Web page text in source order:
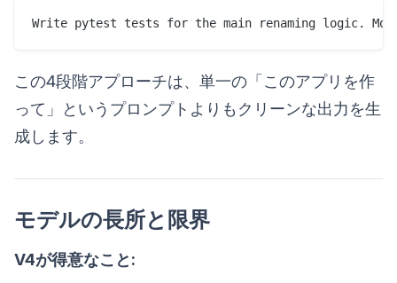
この4段階アプローチは、単一の「このアプリを作
って」というプロンプトよりもクリーンな出力を生
成します。
モデルの長所と限界
V4が得意なこと: